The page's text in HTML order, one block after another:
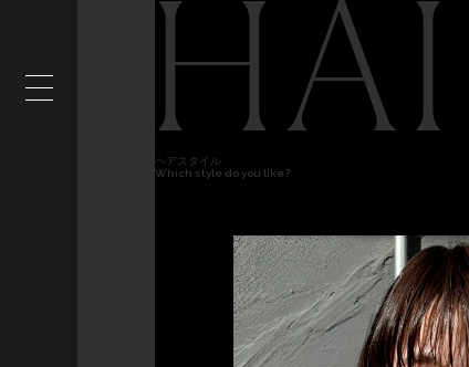
ヘアスタイル
Which style do you like?